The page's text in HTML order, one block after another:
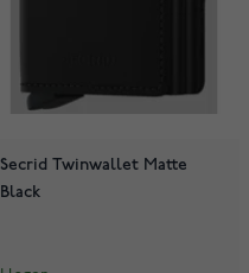
Secrid Twinwallet Matte
Black